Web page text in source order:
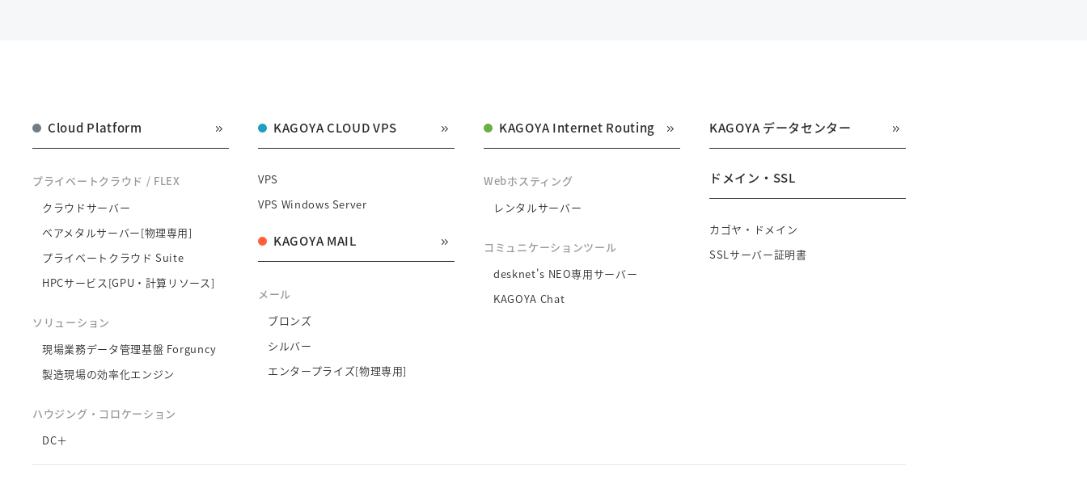
Cloud Platform
プライベートクラウド / FLEX
クラウドサーバー
ベアメタルサーバー[物理専用]
プライベートクラウド Suite
HPCサービス[GPU・計算リソース]
ソリューション
現場業務データ管理基盤 Forguncy
製造現場の効率化エンジン
ハウジング・コロケーション
DC＋
KAGOYA CLOUD VPS
VPS
VPS Windows Server
KAGOYA MAIL
メール
ブロンズ
シルバー
エンタープライズ[物理専用]
KAGOYA Internet Routing
Webホスティング
レンタルサーバー
コミュニケーションツール
desknet's NEO専用サーバー
KAGOYA Chat
KAGOYA データセンター
ドメイン・SSL
カゴヤ・ドメイン
SSLサーバー証明書